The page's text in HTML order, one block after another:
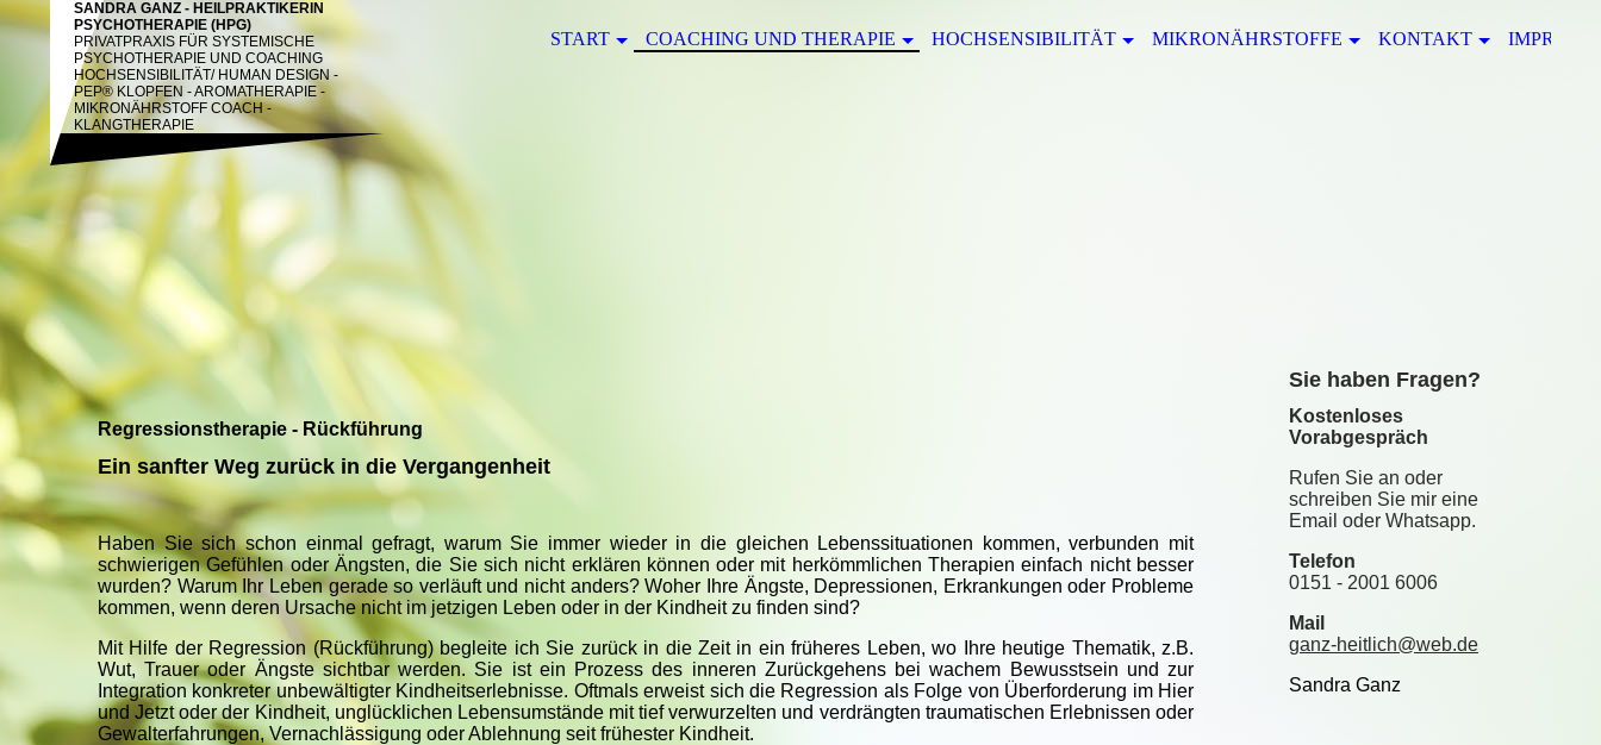
START COACHING UND THERAPIE HOCHSENSIBILITÄT MIKRONÄHRSTOFFE KONTAKT
SANDRA GANZ - HEILPRAKTIKERIN
PSYCHOTHERAPIE (HPG)
PRIVATPRAXIS FÜR SYSTEMISCHE
PSYCHOTHERAPIE UND COACHING
HOCHSENSIBILITÄT/ HUMAN DESIGN -
PEP® KLOPFEN - AROMATHERAPIE -
MIKRONÄHRSTOFF COACH -
KLANGTHERAPIE
Regressionstherapie - Rückführung
Ein sanfter Weg zurück in die Vergangenheit
Haben Sie sich schon einmal gefragt, warum Sie immer wieder in die gleichen Lebenssituationen kommen, verbunden mit
schwierigen Gefühlen oder Ängsten, die Sie sich nicht erklären können oder mit herkömmlichen Therapien einfach nicht besser
wurden? Warum Ihr Leben gerade so verläuft und nicht anders? Woher Ihre Ängste, Depressionen, Erkrankungen oder Probleme
kommen, wenn deren Ursache nicht im jetzigen Leben oder in der Kindheit zu finden sind?
Mit Hilfe der Regression (Rückführung) begleite ich Sie zurück in die Zeit in ein früheres Leben, wo Ihre heutige Thematik, z.B.
Wut, Trauer oder Ängste sichtbar werden. Sie ist ein Prozess des inneren Zurückgehens bei wachem Bewusstsein und zur
Integration konkreter unbewältigter Kindheitserlebnisse. Oftmals erweist sich die Regression als Folge von Überforderung im Hier
und Jetzt oder der Kindheit, unglücklichen Lebensumstände mit tief verwurzelten und verdrängten traumatischen Erlebnissen oder
Gewalterfahrungen, Vernachlässigung oder Ablehnung seit frühester Kindheit.
Sie haben Fragen?
Kostenloses
Vorabgespräch
Rufen Sie an oder
schreiben Sie mir eine
Email oder Whatsapp.
Telefon
0151 - 2001 6006
Mail
ganz-heitlich@web.de
Sandra Ganz